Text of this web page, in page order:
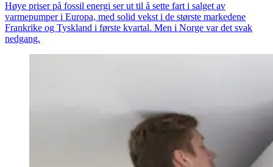
Høye priser på fossil energi ser ut til å sette fart i salget av
varmepumper i Europa, med solid vekst i de største markedene
Frankrike og Tyskland i første kvartal. Men i Norge var det svak
nedgang.